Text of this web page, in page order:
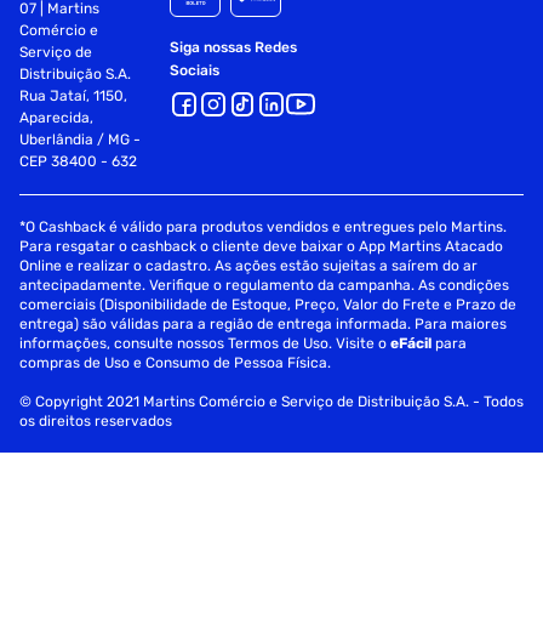
07 | Martins
Comércio e
Serviço de
Distribuição S.A.
Rua Jataí, 1150,
Aparecida,
Uberlândia / MG -
CEP 38400 - 632
Siga nossas Redes
Sociais
*O Cashback é válido para produtos vendidos e entregues pelo Martins.
Para resgatar o cashback o cliente deve baixar o App Martins Atacado
Online e realizar o cadastro. As ações estão sujeitas a saírem do ar
antecipadamente. Verifique o regulamento da campanha. As condições
comerciais (Disponibilidade de Estoque, Preço, Valor do Frete e Prazo de
entrega) são válidas para a região de entrega informada. Para maiores
informações, consulte nossos Termos de Uso. Visite oeFácil para
compras de Uso e Consumo de Pessoa Física.
© Copyright 2021 Martins Comércio e Serviço de Distribuição S.A. - Todos
os direitos reservados